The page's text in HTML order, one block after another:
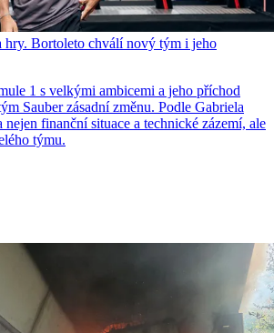
hry. Bortoleto chválí nový tým i jeho
1 s velkými ambicemi a jeho příchod
Sauber zásadní změnu. Podle Gabriela
finanční situace a technické zázemí, ale
týmu.